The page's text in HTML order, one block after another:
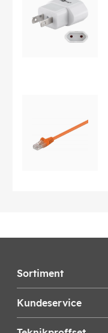
Sortiment
Kundeservice